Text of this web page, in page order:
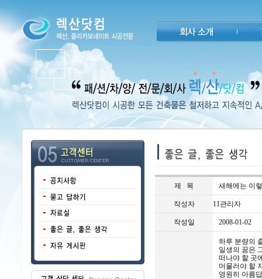
제 목 새해에는 이
작성자 11관리자
작성일 2008-01-02
하루 분량의
일생의 꿈은
떠나야 할 곳
머물러야 할
영원히 아름